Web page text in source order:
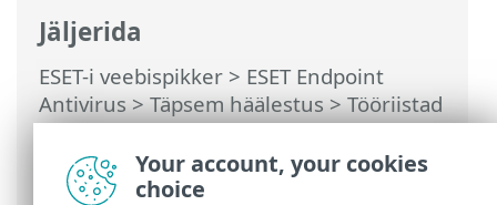
Jäljerida
ESET-i veebispikker > ESET Endpoint
Antivirus>Täpsem häälestus>Tööriistad
>Microsoft Windowsi uuendamine>
Dialoogiaken – operatsioonisüsteemi
uuendused
Your account, your cookies
choice